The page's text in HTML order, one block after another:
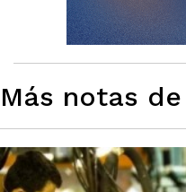
Más notas